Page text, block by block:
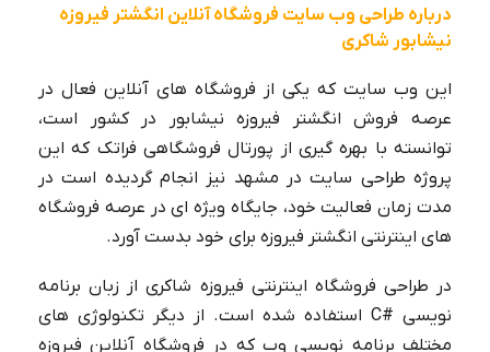
درباره طراحی وب سایت فروشگاه آنلاین انگشتر فیروزه
نیشابور شاکری
این وب سایت که یکی از فروشگاه های آنلاین فعال در
عرصه فروش انگشتر فیروزه نیشابور در کشور است،
توانسته با بهره گیری از پورتال فروشگاهی فراتک که این
پروژه طراحی سایت در مشهد نیز انجام گردیده است در
مدت زمان فعالیت خود، جایگاه ویژه ای در عرصه فروشگاه
های اینترنتی انگشتر فیروزه برای خود بدست آورد.
در طراحی فروشگاه اینترنتی فیروزه شاکری از زبان برنامه
نویسی C# استفاده شده است. از دیگر تکنولوژی های
مختلف برنامه نویسی وب که در فروشگاه آنلاین فیروزه